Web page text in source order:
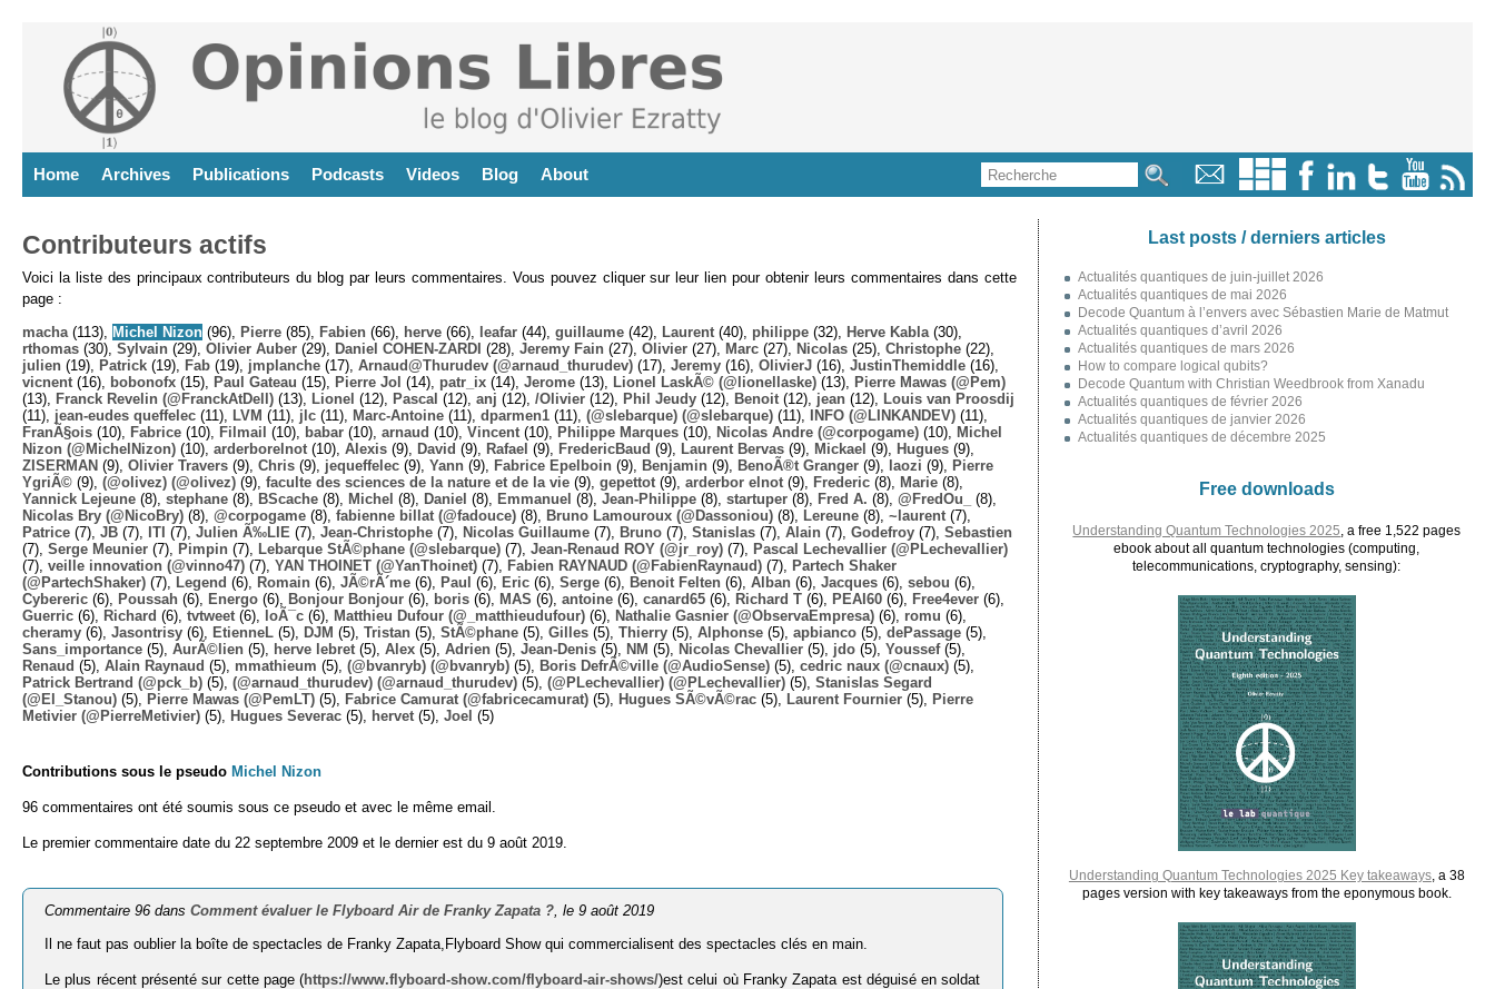
Home Archives Publications Podcasts Videos Blog About
Contributeurs actifs
Voici la liste des principaux contributeurs du blog par leurs commentaires. Vous pouvez cliquer sur leur lien pour obtenir leurs commentaires dans cette
page :
macha (113), Michel Nizon (96), Pierre (85), Fabien (66), herve (66), leafar (44), guillaume (42), Laurent (40), philippe (32), Herve Kabla (30),
rthomas (30), Sylvain (29), Olivier Auber (29), Daniel COHEN-ZARDI (28), Jeremy Fain (27), Olivier (27), Marc (27), Nicolas (25), Christophe (22),
julien (19), Patrick (19), Fab (19), jmplanche (17), Arnaud@Thurudev (@arnaud_thurudev) (17), Jeremy (16), OlivierJ (16), JustinThemiddle (16),
vicnent (16), bobonofx (15), Paul Gateau (15), Pierre Jol (14), patr_ix (14), Jerome (13), Lionel LaskÃ© (@lionellaske) (13),
Pierre Mawas (@Pem)
(13),
Franck Revelin (@FranckAtDell) (13), Lionel (12), Pascal (12), anj (12), /Olivier (12), Phil Jeudy (12), Benoit (12), jean (12),
Louis van Proosdij
(11), jean-eudes queffelec (11), LVM (11), jlc (11), Marc-Antoine (11), dparmen1 (11), (@slebarque) (@slebarque) (11), INFO (@LINKANDEV) (11),
FranÃ§ois (10), Fabrice (10), Filmail (10), babar (10), arnaud (10), Vincent (10), Philippe Marques (10), Nicolas Andre (@corpogame) (10),
Michel
Nizon (@MichelNizon) (10), arderborelnot (10), Alexis (9), David (9), Rafael (9), FredericBaud (9), Laurent Bervas (9), Mickael (9), Hugues (9),
ZISERMAN (9), Olivier Travers (9), Chris (9), jequeffelec (9), Yann (9), Fabrice Epelboin (9), Benjamin (9), BenoÃ®t Granger (9), laozi (9),
Pierre
YgriÃ© (9), (@olivez) (@olivez) (9), faculte des sciences de la nature et de la vie (9), gepettot (9), arderbor elnot (9), Frederic (8), Marie (8),
Yannick Lejeune (8), stephane (8), BScache (8), Michel (8), Daniel (8), Emmanuel (8), Jean-Philippe (8), startuper (8), Fred A. (8), @FredOu_
(8),
Nicolas Bry (@NicoBry) (8), @corpogame (8), fabienne billat (@fadouce) (8), Bruno Lamouroux (@Dassoniou) (8), Lereune (8), ~laurent (7),
Patrice (7), JB (7), ITI (7), Julien Ã‰LIE (7), Jean-Christophe (7), Nicolas Guillaume (7), Bruno (7), Stanislas (7), Alain (7), Godefroy (7), Sebastien
(7), Serge Meunier (7), Pimpin (7), Lebarque StÃ©phane (@slebarque) (7), Jean-Renaud ROY (@jr_roy) (7),
Pascal Lechevallier (@PLechevallier)
(7), veille innovation (@vinno47) (7), YAN THOINET (@YanThoinet) (7), Fabien RAYNAUD (@FabienRaynaud) (7),
Partech Shaker
(@PartechShaker) (7), Legend (6), Romain (6), JÃ©rÃ´me (6), Paul (6), Eric (6), Serge (6), Benoit Felten (6), Alban (6), Jacques (6), sebou (6),
Cybereric (6), Poussah (6), Energo (6), Bonjour Bonjour (6), boris (6), MAS (6), antoine (6), canard65 (6), Richard T (6), PEAI60 (6), Free4ever (6),
Guerric (6), Richard (6), tvtweet (6), loÃ¯c (6), Matthieu Dufour (@_matthieudufour) (6), Nathalie Gasnier (@ObservaEmpresa) (6), romu (6),
cheramy (6), Jasontrisy (6), EtienneL (5), DJM (5), Tristan (5), StÃ©phane (5), Gilles (5), Thierry (5), Alphonse (5), apbianco (5), dePassage (5),
Sans_importance (5), AurÃ©lien (5), herve lebret (5), Alex (5), Adrien (5), Jean-Denis (5), NM (5), Nicolas Chevallier (5), jdo (5), Youssef(5),
Renaud (5), Alain Raynaud (5), mmathieum (5), (@bvanryb) (@bvanryb) (5), Boris DefrÃ©ville (@AudioSense) (5), cedric naux (@cnaux) (5),
Patrick Bertrand (@pck_b) (5), (@arnaud_thurudev) (@arnaud_thurudev) (5), (@PLechevallier) (@PLechevallier) (5), Stanislas Segard
(@El_Stanou) (5), Pierre Mawas (@PemLT) (5), Fabrice Camurat (@fabricecamurat) (5), Hugues SÃ©vÃ©rac (5), Laurent Fournier (5),
Pierre
Metivier (@PierreMetivier) (5), Hugues Severac (5), hervet (5), Joel (5)
Contributions sous le pseudo Michel Nizon
96 commentaires ont été soumis sous ce pseudo et avec le même email.
Le premier commentaire date du 22 septembre 2009 et le dernier est du 9 août 2019.
Commentaire 96 dansComment évaluer le Flyboard Air de Franky Zapata ?, le 9 août 2019
Il ne faut pas oublier la boîte de spectacles de Franky Zapata,Flyboard Show qui commercialisent des spectacles clés en main.
Le plus récent présenté sur cette page (https://www.flyboard-show.com/flyboard-air-shows/)est celui où Franky Zapata est déguisé en soldat
Last posts / derniers articles
Actualités quantiques de juin-juillet 2026
Actualités quantiques de mai 2026
Decode Quantum à l’envers avec Sébastien Marie de Matmut
Actualités quantiques d’avril 2026
Actualités quantiques de mars 2026
How to compare logical qubits?
Decode Quantum with Christian Weedbrook from Xanadu
Actualités quantiques de février 2026
Actualités quantiques de janvier 2026
Actualités quantiques de décembre 2025
Free downloads
Understanding Quantum Technologies 2025 , a free 1,522 pages
ebook about all quantum technologies (computing,
telecommunications, cryptography, sensing):
Understanding Quantum Technologies 2025 Key takeaways, a 38
pages version with key takeaways from the eponymous book.